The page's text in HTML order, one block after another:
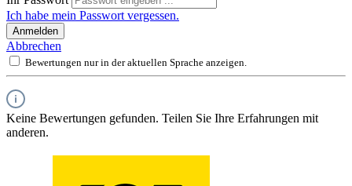
Ich habe mein Passwort vergessen.
Anmelden
Abbrechen
Bewertungen nur in der aktuellen Sprache anzeigen.
Keine Bewertungen gefunden. Teilen Sie Ihre Erfahrungen mit
anderen.